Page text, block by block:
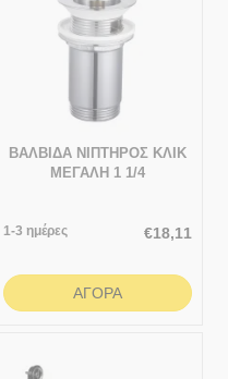
ΒΑΛΒΙΔΑ ΝΙΠΤΗΡΟΣ ΚΛΙΚ
ΜΕΓΑΛΗ 1 1/4
1-3 ημέρες €18,11
ΑΓΟΡΆ